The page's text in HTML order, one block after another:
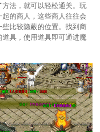
法，就可以轻松通关。玩
的商人，这些商人往往会
比较隐蔽的位置。找到商
具，使用道具即可通进魔